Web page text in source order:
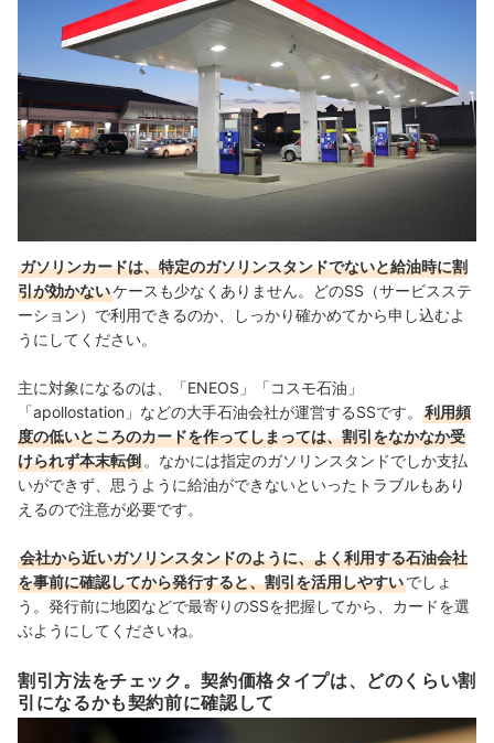
ガソリンカードは、特定のガソリンスタンドでないと給油時に割
引が効かないケースも少なくありません。どのSS（サービスステ
ーション）で利用できるのか、しっかり確かめてから申し込むよ
うにしてください。
主に対象になるのは、「ENEOS」「コスモ石油」
「apollostation」などの大手石油会社が運営するSSです。
利用頻
度の低いところのカードを作ってしまっては、割引をなかなか受
けられず本末転倒 。なかには指定のガソリンスタンドでしか支払
いができず、思うように給油ができないといったトラブルもあり
えるので注意が必要です。
会社から近いガソリンスタンドのように、よく利用する石油会社
を事前に確認してから発行すると、割引を活用しやすいでしょ
う。発行前に地図などで最寄りのSSを把握してから、カードを選
ぶようにしてくださいね。
割引方法をチェック。契約価格タイプは、どのくらい割
引になるかも契約前に確認して